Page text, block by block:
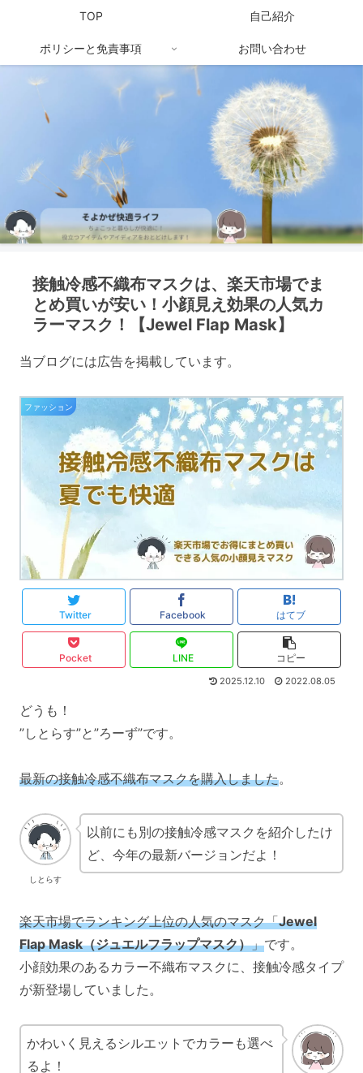
TOP 自己紹介
ポリシーと免責事項 お問い合わせ
接触冷感不織布マスクは、楽天市場でま
とめ買いが安い！小顔見え効果の人気カ
ラーマスク！【Jewel Flap Mask】
当ブログには広告を掲載しています。
ファッション
Twitter Facebook はてブ
Pocket LINE コピー
2025.12.10 2022.08.05
どうも！
”しとらす”と”ろーず”です。
最新の接触冷感不織布マスクを購入しました。
しとらす
以前にも別の接触冷感マスクを紹介したけ
ど、今年の最新バージョンだよ！
楽天市場でランキング上位の人気のマスク「Jewel
Flap Mask（ジュエルフラップマスク）」です。
小顔効果のあるカラー不織布マスクに、接触冷感タイプ
が新登場していました。
かわいく見えるシルエットでカラーも選べ
るよ！